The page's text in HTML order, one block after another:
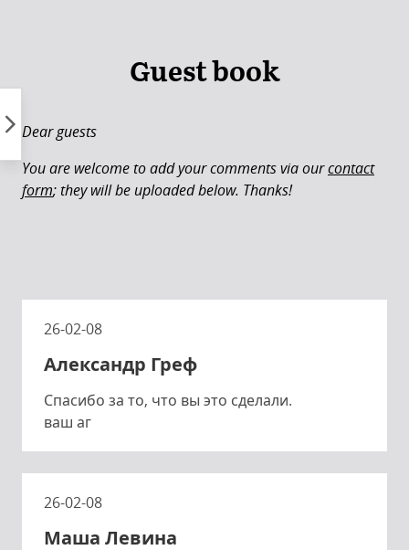
Guest book
Dear guests
You are welcome to add your comments via ourcontact
form; they will be uploaded below. Thanks!
26-02-08
Александр Греф
Спасибо за то, что вы это сделали.
ваш аг
26-02-08
Маша Левина